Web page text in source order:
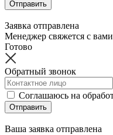
Отправить
Заявка отправлена
Менеджер свяжется с вами
Готово
Обратный звонок
Соглашаюсь на
Отправить
Ваша заявка отправлена